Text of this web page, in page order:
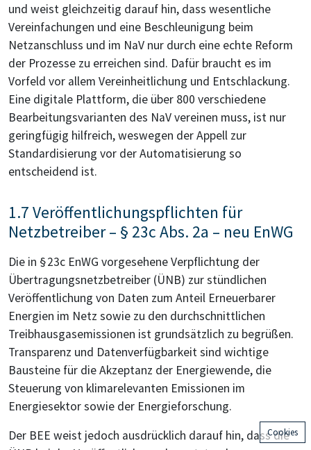
und weist gleichzeitig darauf hin, dass wesentliche
Vereinfachungen und eine Beschleunigung beim
Netzanschluss und im NaV nur durch eine echte Reform
der Prozesse zu erreichen sind. Dafür braucht es im
Vorfeld vor allem Vereinheitlichung und Entschlackung.
Eine digitale Plattform, die über 800 verschiedene
Bearbeitungsvarianten des NaV vereinen muss, ist nur
geringfügig hilfreich, weswegen der Appell zur
Standardisierung vor der Automatisierung so
entscheidend ist.
1.7 Veröffentlichungspflichten für
Netzbetreiber – § 23c Abs. 2a – neu EnWG
Die in § 23c EnWG vorgesehene Verpflichtung der
Übertragungsnetzbetreiber (ÜNB) zur stündlichen
Veröffentlichung von Daten zum Anteil Erneuerbarer
Energien im Netz sowie zu den durchschnittlichen
Treibhausgasemissionen ist grundsätzlich zu begrüßen.
Transparenz und Datenverfügbarkeit sind wichtige
Bausteine für die Akzeptanz der Energiewende, die
Steuerung von klimarelevanten Emissionen im
Energiesektor sowie der Energieforschung.
Der BEE weist jedoch ausdrücklich darauf hin, dass die
Cookies